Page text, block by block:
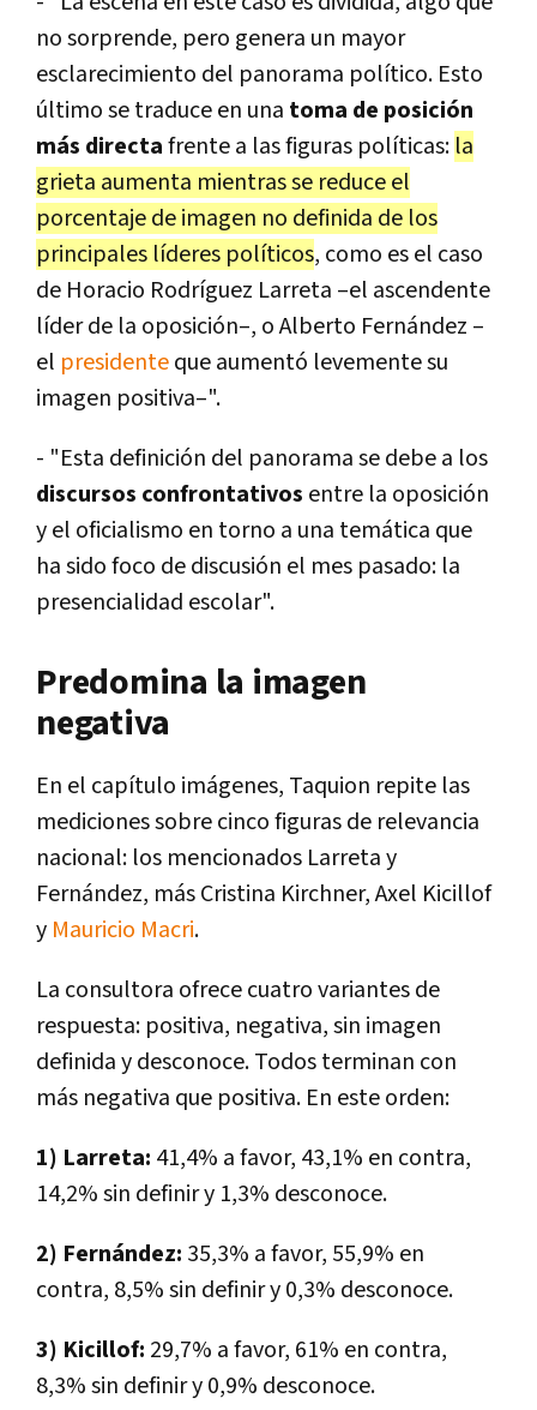
no sorprende, pero genera un mayor
esclarecimiento del panorama político. Esto
último se traduce en una toma de posición
más directafrente a las figuras políticas: la
grieta aumenta mientras se reduce el
porcentaje de imagen no definida de los
principales líderes políticos, como es el caso
de Horacio Rodríguez Larreta –el ascendente
líder de la oposición–, o Alberto Fernández –
el presidenteque aumentó levemente su
imagen positiva–".
- "Esta definición del panorama se debe a los
discursos confrontativos entre la oposición
y el oficialismo en torno a una temática que
ha sido foco de discusión el mes pasado: la
presencialidad escolar".
Predomina la imagen
negativa
En el capítulo imágenes, Taquion repite las
mediciones sobre cinco figuras de relevancia
nacional: los mencionados Larreta y
Fernández, más Cristina Kirchner, Axel Kicillof
y Mauricio Macri.
La consultora ofrece cuatro variantes de
respuesta: positiva, negativa, sin imagen
definida y desconoce. Todos terminan con
más negativa que positiva. En este orden:
1) Larreta: 41,4% a favor, 43,1% en contra,
14,2% sin definir y 1,3% desconoce.
2) Fernández: 35,3% a favor, 55,9% en
contra, 8,5% sin definir y 0,3% desconoce.
3) Kicillof: 29,7% a favor, 61% en contra,
8,3% sin definir y 0,9% desconoce.